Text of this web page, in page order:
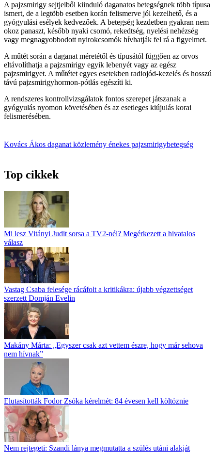
A pajzsmirigy sejtjeiből kiinduló daganatos betegségnek több típusa
ismert, de a legtöbb esetben korán felismerve jól kezelhető, és a
gyógyulási esélyek kedvezőek. A betegség kezdetben gyakran nem
okoz panaszt, később nyaki csomó, rekedtség, nyelési nehézség
vagy megnagyobbodott nyirokcsomók hívhatják fel rá a figyelmet.
A műtét során a daganat méretétől és típusától függően az orvos
eltávolíthatja a pajzsmirigy egyik lebenyét vagy az egész
pajzsmirigyet. A műtétet egyes esetekben radiojód-kezelés és hosszú
távú pajzsmirigyhormon-pótlás egészíti ki.
A rendszeres kontrollvizsgálatok fontos szerepet játszanak a
gyógyulás nyomon követésében és az esetleges kiújulás korai
felismerésében.
Kovács Ákos daganat közlemény énekes pajzsmirigybetegség
Top cikkek
Mi lesz Vitányi Judit sorsa a TV2-nél? Megérkezett a hivatalos
válasz
Vastag Csaba felesége rácáfolt a kritikákra: újabb végzettséget
szerzett Domján Evelin
Makány Márta: „Egyszer csak azt vettem észre, hogy már sehova
nem hívnak”
Elutasították Fodor Zsóka kérelmét: 84 évesen kell költöznie
Nem rejtegeti: Szandi lánya megmutatta a szülés utáni alakját